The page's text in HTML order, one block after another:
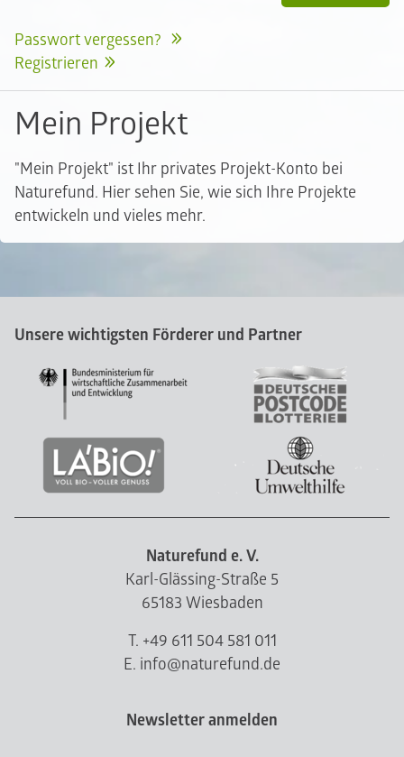
Passwort vergessen?
Registrieren
Mein Projekt
"Mein Projekt" ist Ihr privates Projekt-Konto bei
Naturefund. Hier sehen Sie, wie sich Ihre Projekte
entwickeln und vieles mehr.
Unsere wichtigsten Förderer und Partner
Naturefund e. V.
Karl-Glässing-Straße 5
65183 Wiesbaden
T. +49 611 504 581 011
E. info@naturefund.de
Newsletter anmelden